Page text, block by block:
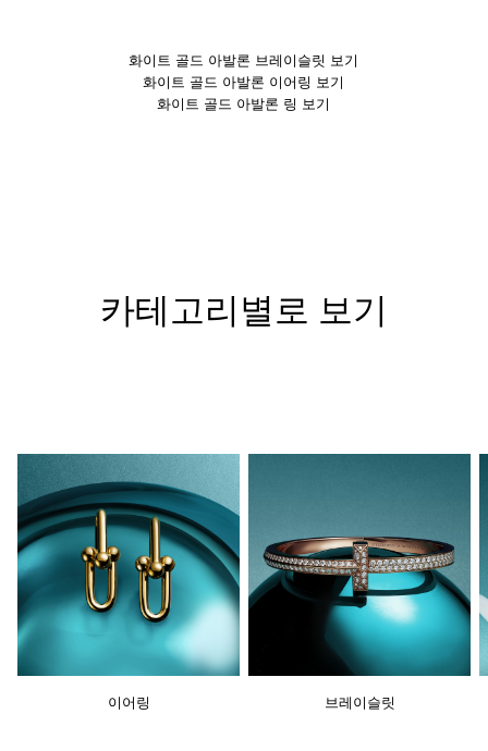
화이트 골드 아발론 브레이슬릿 보기
화이트 골드 아발론 이어링 보기
화이트 골드 아발론 링 보기
카테고리별로 보기
이어링 브레이슬릿